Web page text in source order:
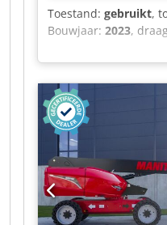
Aizjf ・
Veiligheids-/
EN 15000 / Cabine
Bestuurt JSM
Toestand: gebruikt,
Bouwjaar: 2023,
Banden: Solideal,
Magnum -
15x4,5-8 - Wielbasis:
midden: 70 -
Voorasaandrijving
Mobiele kop (-70°/-
windflessen en
Aisztglwszof - USB-
draagvermogen
2 elektromotor AC 2
Afneembare